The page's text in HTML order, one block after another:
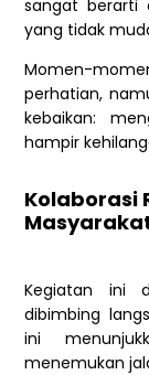
sangat berarti
yang tidak
Momen-
perhatian,
kebaikan:
hampir
Kolaborasi
Kegiatan ini
dibimbing
ini
menemukan